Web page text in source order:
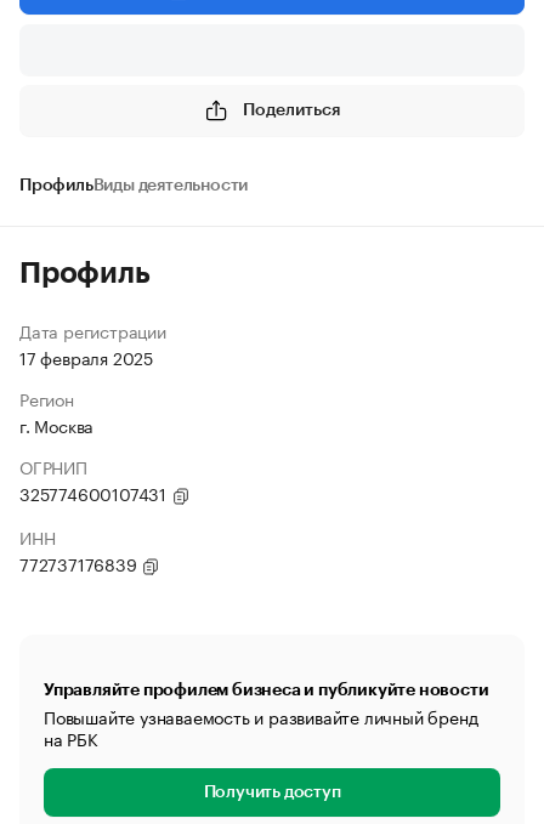
Поделиться
ПрофильВиды деятельности
Профиль
Дата регистрации
17 февраля 2025
Регион
г. Москва
ОГРНИП
325774600107431
ИНН
772737176839
Управляйте профилем бизнеса и публикуйте новости
Повышайте узнаваемость и развивайте личный бренд
на РБК
Получить доступ